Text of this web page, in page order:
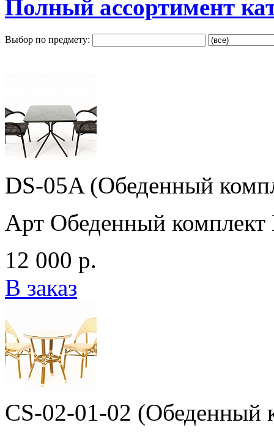
Полный ассортимент
Выбор по предмету:
DS-05A (Обеденный
Арт Обеденный комплект
12 000 р.
В заказ
CS-02-01-02 (Обеденный